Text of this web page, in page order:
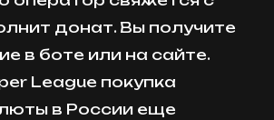
донат. Вы получите
в боте или на сайте.
League покупка
в России еще